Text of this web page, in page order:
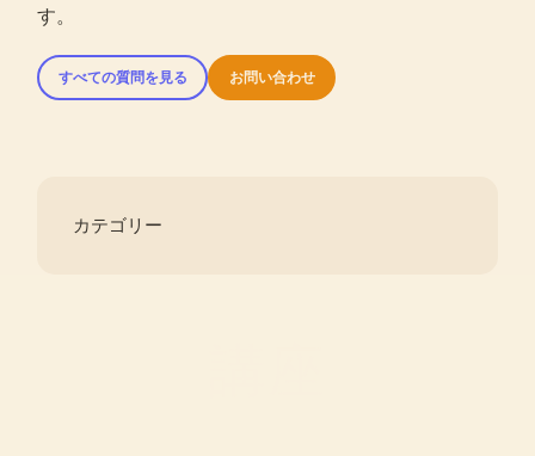
す。
すべての質問を見る お問い合わせ
カテゴリー